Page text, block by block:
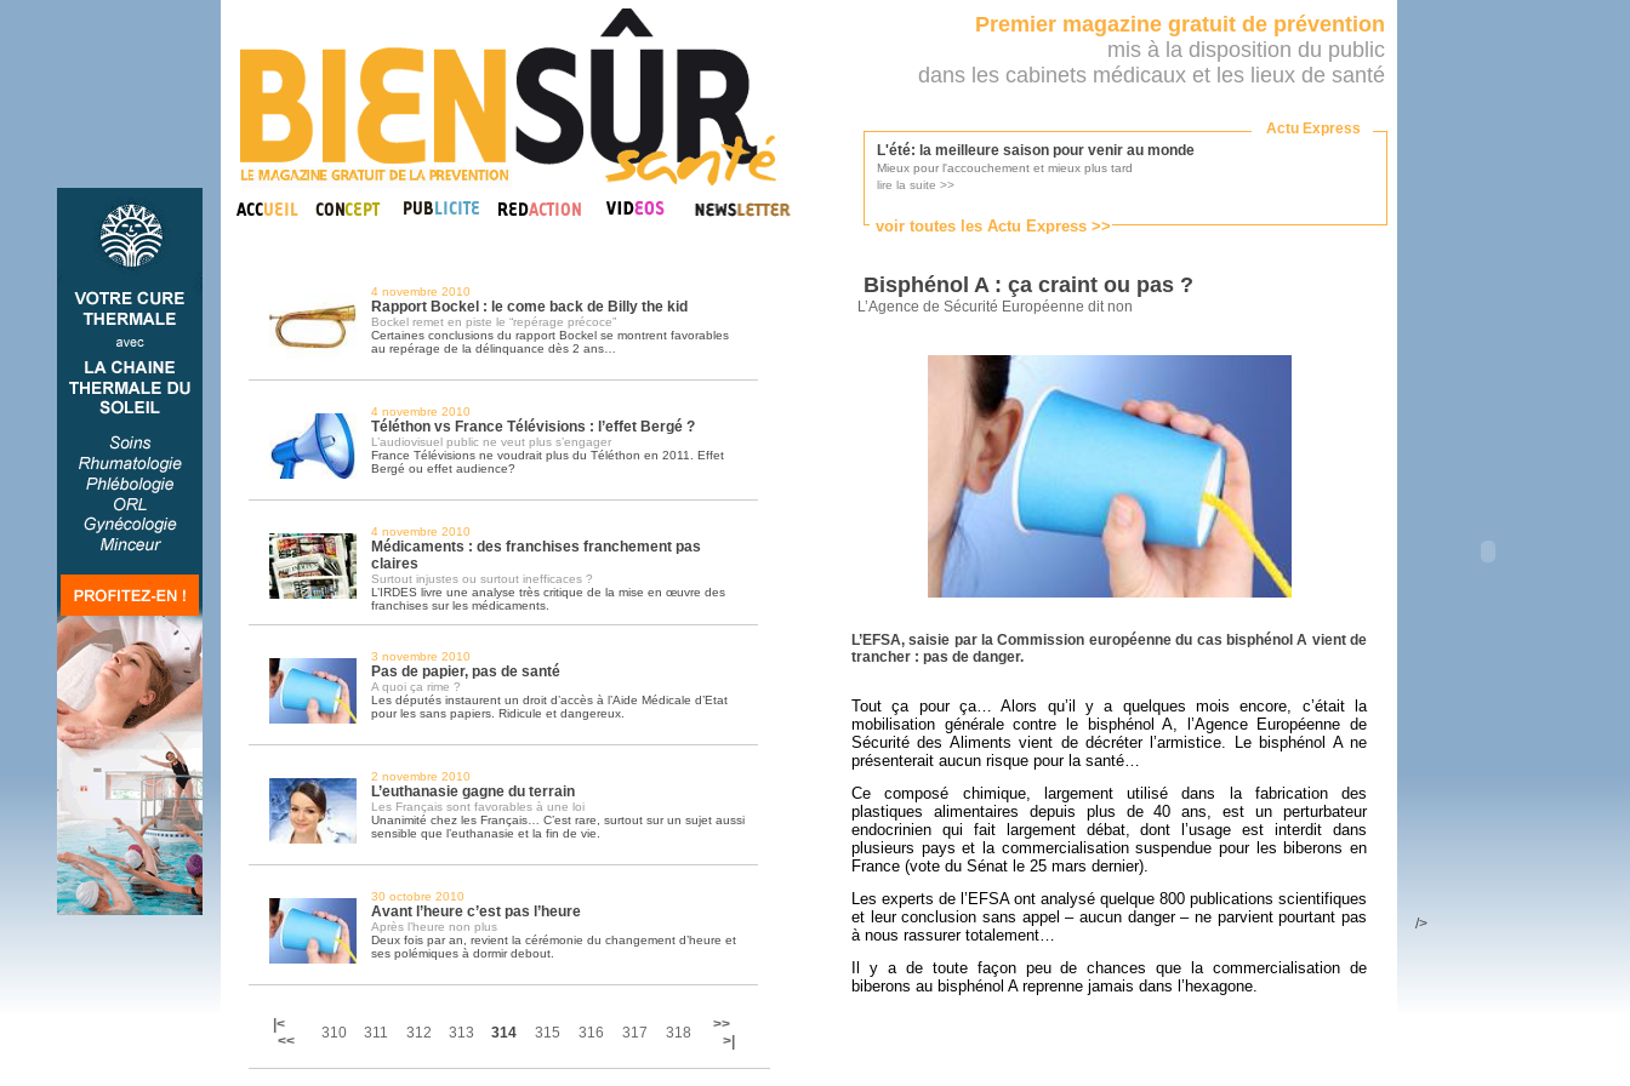
Premier magazine gratuit de prévention
mis à la disposition du public
dans les cabinets médicaux et les lieux de santé
Actu Express
voir toutes les Actu Express >>
L'été: la meilleure saison pour venir au monde
Mieux pour l'accouchement et mieux plus tard
lire la suite >>
Consultés par l'Ordre des médecins, pas par le ministère...
lire la suite >>
Une campagne de pub pour aimer son médecin
La pub au service des praticiens?
DMP, l'Arlésienne va devenir réalité
Déploiement prévu au 4ème trimestre 2016
lire la suite >>
Soins palliatifs: 40 millions de plus en 2016
4 novembre 2010
Rapport Bockel : le come back de Billy the kid
Bockel remet en piste le “repérage précoce”
Certaines conclusions du rapport Bockel se montrent favorables
au repérage de la délinquance dès 2 ans…
4 novembre 2010
Téléthon vs France Télévisions : l’effet Bergé ?
L’audiovisuel public ne veut plus s’engager
France Télévisions ne voudrait plus du Téléthon en 2011. Effet
Bergé ou effet audience?
4 novembre 2010
Médicaments : des franchises franchement pas
claires
Surtout injustes ou surtout inefficaces ?
L’IRDES livre une analyse très critique de la mise en œuvre des
franchises sur les médicaments.
3 novembre 2010
Pas de papier, pas de santé
A quoi ça rime ?
Les députés instaurent un droit d’accès à l’Aide Médicale d’Etat
pour les sans papiers. Ridicule et dangereux.
2 novembre 2010
L’euthanasie gagne du terrain
Les Français sont favorables à une loi
Unanimité chez les Français… C’est rare, surtout sur un sujet aussi
sensible que l’euthanasie et la fin de vie.
30 octobre 2010
Avant l’heure c’est pas l’heure
Après l’heure non plus
Deux fois par an, revient la cérémonie du changement d’heure et
ses polémiques à dormir debout.
|<
<<
310 311 312 313 314 315 316 317 318
>>
>|
Bisphénol A : ça craint ou pas ?
L’Agence de Sécurité Européenne dit non
L’EFSA, saisie par la Commission européenne du cas bisphénol A vient de
trancher : pas de danger.
Tout ça pour ça… Alors qu’il y a quelques mois encore, c’était la
mobilisation générale contre le bisphénol A, l’Agence Européenne de
Sécurité des Aliments vient de décréter l’armistice. Le bisphénol A ne
présenterait aucun risque pour la santé…
Ce composé chimique, largement utilisé dans la fabrication des
plastiques alimentaires depuis plus de 40 ans, est un perturbateur
endocrinien qui fait largement débat, dont l’usage est interdit dans
plusieurs pays et la commercialisation suspendue pour les biberons en
France (vote du Sénat le 25 mars dernier).
Les experts de l’EFSA ont analysé quelque 800 publications scientifiques
et leur conclusion sans appel – aucun danger – ne parvient pourtant pas
à nous rassurer totalement…
Il y a de toute façon peu de chances que la commercialisation de
biberons au bisphénol A reprenne jamais dans l’hexagone.
/>